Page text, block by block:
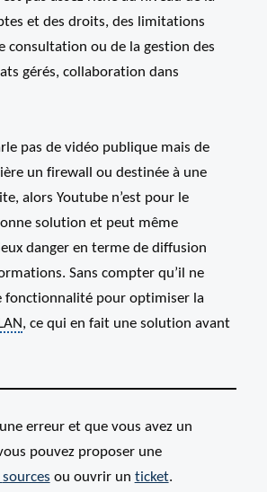
et des droits, des limitations
consultation ou de la gestion des
gérés, collaboration dans
pas de vidéo publique mais de
un firewall ou destinée à une
alors Youtube n’est pour le
solution et peut même
danger en terme de diffusion
Sans compter qu’il ne
fonctionnalité pour optimiser la
LAN, ce qui en fait une solution avant
erreur et que vous avez un
pouvez proposer une
sources ou ouvrir un ticket.